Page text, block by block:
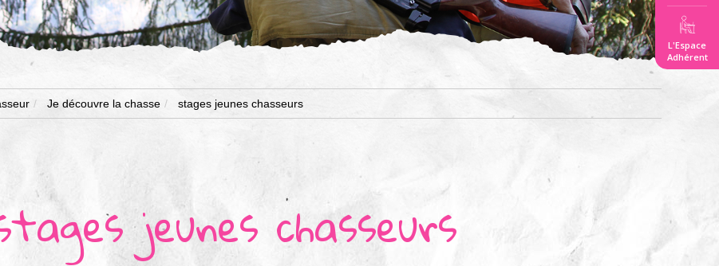
L'Espace
Adhérent
Je découvre la chasse stages jeunes chasseurs
jeunes chasseurs